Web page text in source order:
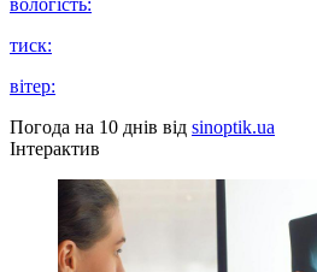
вологість:
тиск:
вітер:
Погода на 10 днів від sinoptik.ua
Інтерактив